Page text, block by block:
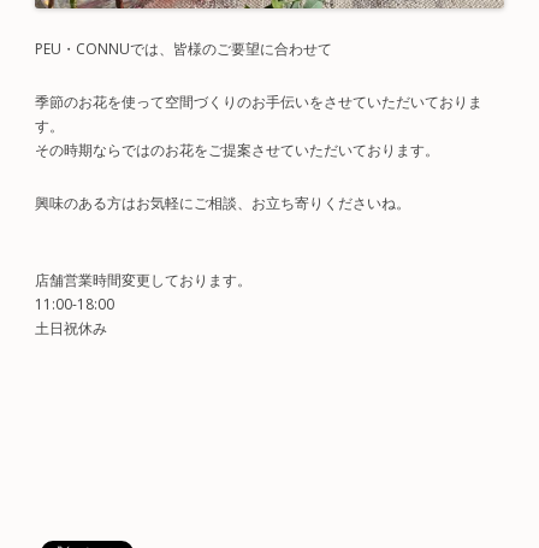
PEU・CONNUでは、皆様のご要望に合わせて
季節のお花を使って空間づくりのお手伝いをさせていただいておりま
す。
その時期ならではのお花をご提案させていただいております。
興味のある方はお気軽にご相談、お立ち寄りくださいね。
店舗営業時間変更しております。
11:00-18:00
土日祝休み